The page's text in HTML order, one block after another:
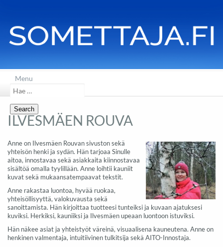
Menu
for:
ILVESMÄEN ROUVA
Anne on Ilvesmäen Rouvan sivuston sekä
yhteisön henki ja sydän. Hän tarjoaa Sinulle
aitoa, innostavaa sekä asiakkaita kiinnostavaa
sisältöä omalla tyylillään. Anne loihtii kauniit
kuvat sekä mukaansatempaavat tekstit.
Anne rakastaa luontoa, hyvää ruokaa,
yhteisöllisyyttä, valokuvausta sekä
sanoittamista. Hän kirjoittaa tuotteesi tunteiksi ja kuvaan ajatuksesi
kuviksi. Herkiksi, kauniiksi ja Ilvesmäen upeaan luontoon istuviksi.
Hän näkee asiat ja yhteistyöt väreinä, visuaalisena kauneutena. Anne on
henkinen valmentaja, intuitiivinen tulkitsija sekä AITO-Innostaja.